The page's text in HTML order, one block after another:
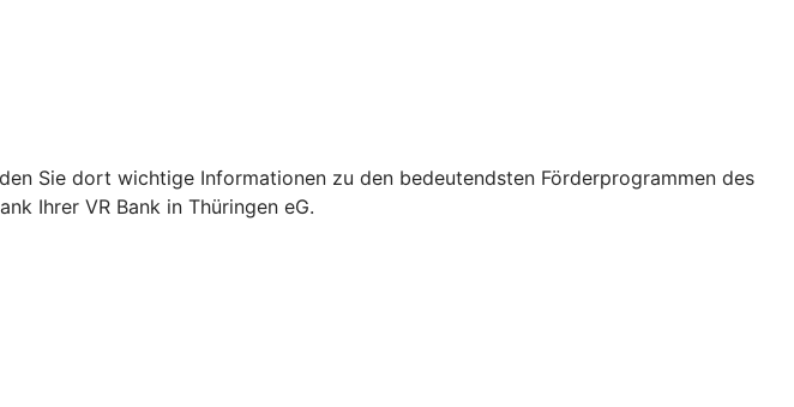
Sie dort wichtige Informationen zu den bedeutendsten Förderprogrammen des
Ihrer VR Bank in Thüringen eG.